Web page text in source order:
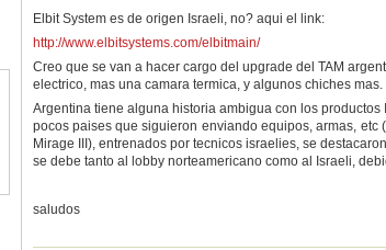
Elbit System es de origen Israeli, no? aqui el link:
http://www.elbitsystems.com/elbitmain/
Creo que se van a hacer cargo del upgrade del TAM
electrico, mas una camara termica, y algunos chiches mas.
Argentina tiene alguna historia ambigua con los
pocos paises que siguieron enviando equipos, armas,
Mirage III), entrenados por tecnicos israelies, se
se debe tanto al lobby norteamericano como al Israeli,
saludos